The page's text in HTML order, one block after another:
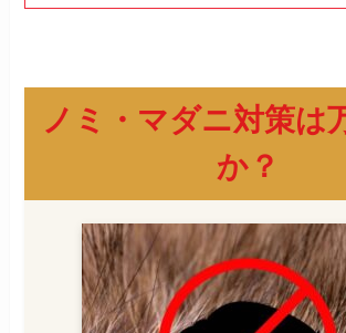
ノミ・マダニ対策は
か？